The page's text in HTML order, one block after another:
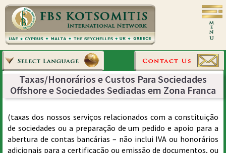
Taxas/Honorários e Custos Para Sociedades
Offshore e Sociedades Sediadas em Zona Franca
(taxas dos nossos serviços relacionados com a constituição
de sociedades ou a preparação de um pedido e apoio para a
abertura de contas bancárias – não inclui IVA ou honorários
adicionais para a certificação ou emissão de documentos, ou